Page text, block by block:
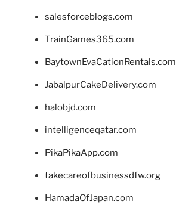
salesforceblogs.com
TrainGames365.com
BaytownEvaCationRentals.com
JabalpurCakeDelivery.com
halobjd.com
intelligenceqatar.com
PikaPikaApp.com
takecareofbusinessdfw.org
HamadaOfJapan.com